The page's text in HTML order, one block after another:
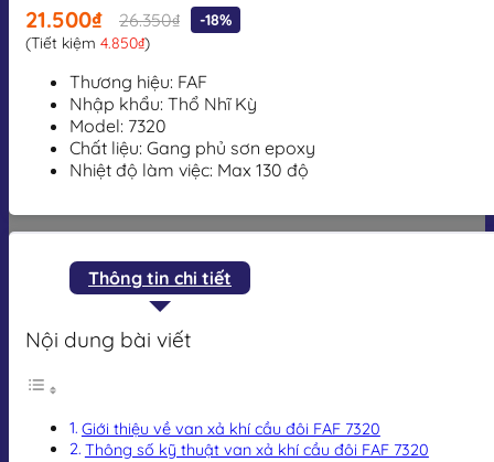
21.500₫ 26.350₫
-18%
(Tiết kiệm 4.850₫)
Thương hiệu: FAF
Nhập khẩu: Thổ Nhĩ Kỳ
Model: 7320
Chất liệu: Gang phủ sơn epoxy
Nhiệt độ làm việc: Max 130 độ
Thông tin chi tiết
Nội dung bài viết
Giới thiệu về van xả khí cầu đôi FAF 7320
Thông số kỹ thuật van xả khí cầu đôi FAF 7320